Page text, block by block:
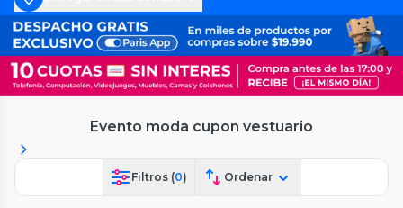
Evento moda cupon vestuario
Filtros (0) Ordenar